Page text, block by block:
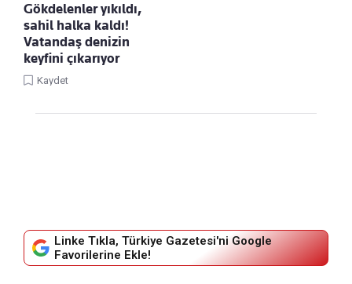
Gökdelenler yıkıldı,
sahil halka kaldı!
Vatandaş denizin
keyfini çıkarıyor
Kaydet
Linke Tıkla, Türkiye Gazetesi'ni Google
Favorilerine Ekle!